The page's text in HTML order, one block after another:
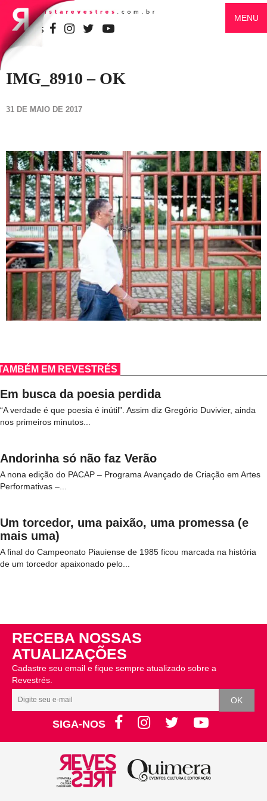
SIGA-NOS
MENU
IMG_8910 – OK
31 DE MAIO DE 2017
EM REVESTRÉS
Em busca da poesia perdida
“A verdade é que poesia é inútil”. Assim diz Gregório Duvivier, ainda
nos primeiros minutos...
Andorinha só não faz Verão
A nona edição do PACAP – Programa Avançado de Criação em Artes
Performativas –...
Um torcedor, uma paixão, uma promessa (e
mais uma)
A final do Campeonato Piauiense de 1985 ficou marcada na história
de um torcedor apaixonado pelo...
RECEBA NOSSAS
ATUALIZAÇÕES
Cadastre seu email e fique sempre atualizado sobre a
Revestrés.
SIGA-NOS